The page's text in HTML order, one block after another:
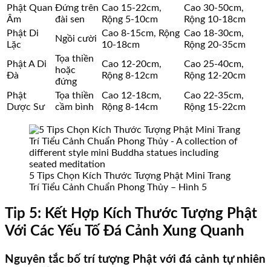
Phật Quan
Âm
Đứng trên
đài sen
Cao 15-22cm,
Rộng 5-10cm
Cao 30-50cm,
Rộng 10-18cm
Phật Di
Lặc
Ngồi cười
Cao 8-15cm, Rộng
10-18cm
Cao 18-30cm,
Rộng 20-35cm
Phật A Di
Đà
Tọa thiền
hoặc
đứng
Cao 12-20cm,
Rộng 8-12cm
Cao 25-40cm,
Rộng 12-20cm
Phật
Dược Sư
Tọa thiền
cầm bình
Cao 12-18cm,
Rộng 8-14cm
Cao 22-35cm,
Rộng 15-22cm
5 Tips Chọn Kích Thước Tượng Phật Mini Trang
Trí Tiểu Cảnh Chuẩn Phong Thủy – Hình 5
Tip 5: Kết Hợp Kích Thước Tượng Phật
Với Các Yếu Tố Đá Cảnh Xung Quanh
Nguyên tắc bố trí tượng Phật với đá cảnh tự nhiên